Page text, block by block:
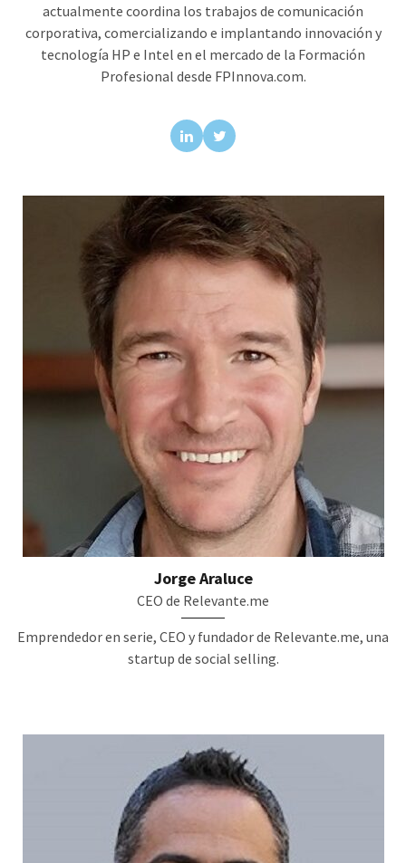
actualmente coordina los trabajos de comunicación
corporativa, comercializando e implantando innovación y
tecnología HP e Intel en el mercado de la Formación
Profesional desde FPInnova.com.
Jorge Araluce
CEO de Relevante.me
Emprendedor en serie, CEO y fundador de Relevante.me, una
startup de social selling.